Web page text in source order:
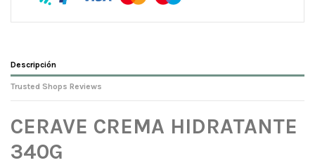
Descripción
Trusted Shops Reviews
CERAVE CREMA HIDRATANTE
340G